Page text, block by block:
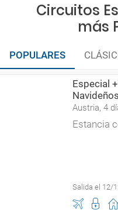
Circuitos
más
POPULARES
Especial
Austria, 4
Estancia
Salida el 12/